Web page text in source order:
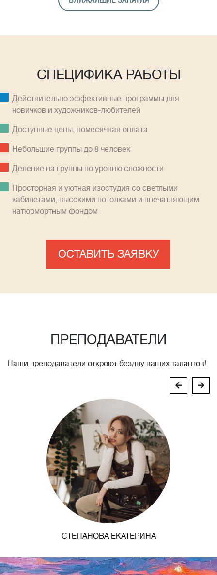
СПЕЦИФИКА РАБОТЫ
Действительно эффективные программы для
новичков и художников-любителей
Доступные цены, помесячная оплатa
Небольшие группы до 8 человек
Деление на группы по уровню сложности
Просторная и уютная изостудия со светлыми
кабинетами, высокими потолками и впечатляющим
натюрмортным фондом
ОСТАВИТЬ ЗАЯВКУ
ПРЕПОДАВАТЕЛИ
Наши преподаватели откроют бездну ваших талантов!
СТЕПАНОВА ЕКАТЕРИНА